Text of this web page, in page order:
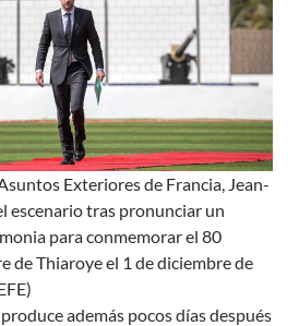
Exteriores de Francia, Jean-
escenario tras pronunciar un
para conmemorar el 80
de Thiaroye el 1 de diciembre de
además pocos días después